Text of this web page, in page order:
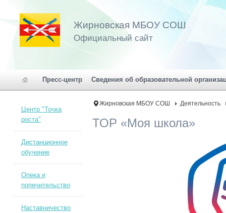
Жирновская МБОУ СОШ
Официальный сайт
Пресс-центр Сведения об образовательной
Жирновская МБОУ СОШ Деятельность
ТОР «Моя школа»
Центр "Точка
роста"
Дистанционное
обучение
Опека и
попечительство
Наставничество